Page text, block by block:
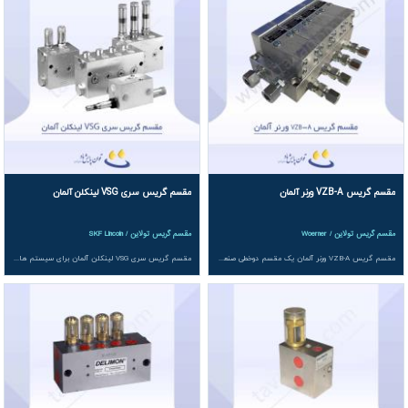
توزیع یکنواخت حتی در تعداد زیاد خروجی
عدم توقف عملکرد در صورت افت فشار موقت
قابلیت نصب سنسور یا پین نمایشگر برای پایش
چرا دروپسا بهترین سازنده مقسم تولاین در دنیا است؟
پیشرفته‌ترین مقسم‌های دوخطی جهان را تولید می‌کند. تکنولوژی خاص دروپسا چند
ویژگی منحصربه‌فرد دارد:
دوره‌ای وجود ندارد
خروجی کاملاً یکنواختکه با تغییر فشار پمپ تغییر نمی‌کند
تحمل آلودگی محیطی
قابلیت ادامه کار حتی با مسدود شدن یک خروجی– بقیه خروجی‌ها
فعال می‌مانند
امکان افزایش دبی با بلاک کردن خروجی‌های اضافی
ساخته‌شده از آلیاژهای مقاوم برای محیط‌های فولاد و معدن
مقسم گریس VZB-A ورنر آلمان
مقسم گریس تولاین / Woerner
مقسم گریس VZB-A ورنر آلمان یک مقسم دوخطی صنعتی است که برای توزیع دقیق و قابل اطمینان گریس یا روغن در سیستم های روانکاری مرکزی دوخطی طراحی شده و با قابلیت تنظیم حجم دوز در هر خروجی، کنترل کامل روانکاری تجهیزات سنگین را فراهم می کند.
مقسم گریس سری VSG لینکلن آلمان
مقسم گریس تولاین / SKF Lincoln
مقسم گریس سری VSG لینکلن آلمان برای سیستم های دوخطی با ۱ تا ۸ خروجی، فشار کاری تا ۴۰۰ بار، دبی قابل تنظیم (KR پیوسته یا D/KD پله ای)، تجمیع خروجی ها با شیر دوّار، پایش بصری و الکتریکی (NP/NPI، KS) و گزینهٔ استنلس استیل عرضه می شود و برای روغن ≥ ۲۰ mm²/s و گریس تا NLGI 3 ایده آل است.